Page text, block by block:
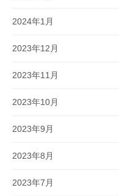
2024年1月
2023年12月
2023年11月
2023年10月
2023年9月
2023年8月
2023年7月